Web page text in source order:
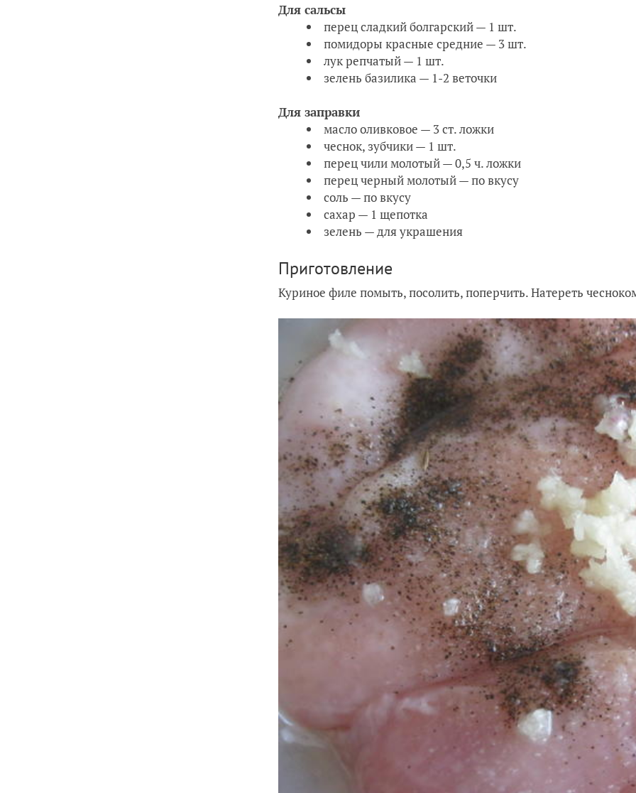
Для сальсы
перец сладкий болгарский — 1 шт.
помидоры красные средние — 3 шт.
лук репчатый — 1 шт.
зелень базилика — 1-2 веточки
Для заправки
масло оливковое — 3 ст. ложки
чеснок, зубчики — 1 шт.
перец чили молотый — 0,5 ч. ложки
перец черный молотый — по вкусу
соль — по вкусу
сахар — 1 щепотка
зелень — для украшения
Приготовление
Куриное филе помыть, посолить, поперчить. Натереть